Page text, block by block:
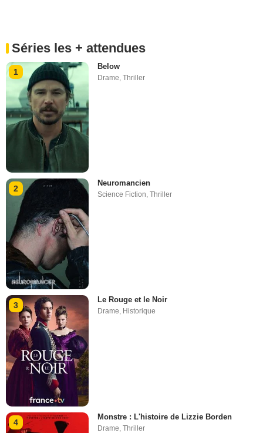
Séries les + attendues
1
Below
Drame ,Thriller
2
Neuromancien
Science Fiction,Thriller
3
Le Rouge et le Noir
Drame, Historique
4
Monstre : L'histoire de Lizzie Borden
Drame ,Thriller